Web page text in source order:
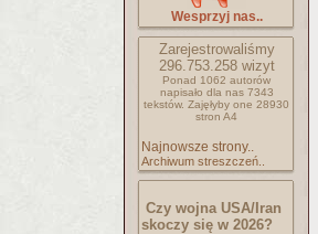
Wesprzyj nas..
Zarejestrowaliśmy
296.753.258wizyt
Ponad 1062 autorów
napisało dla nas 7343
tekstów. Zajęłyby one 28930
stron A4
Najnowsze strony..
Archiwum streszczeń..
Czy wojna USA/Iran
skoczy się w 2026?